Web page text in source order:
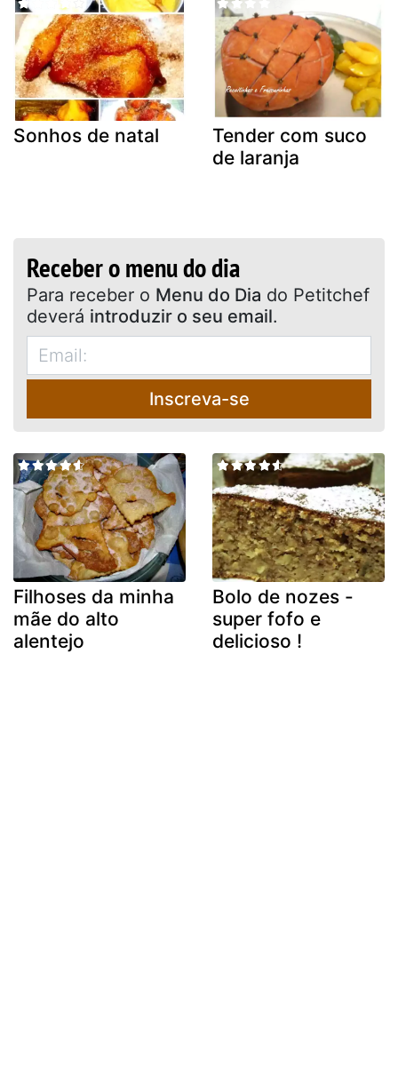
Sonhos de natal
Tender com suco
de laranja
Receber o menu do dia
Para receber o Menu do Dia do Petitchef
deverá introduzir o seu email.
Inscreva-se
Filhoses da minha
mãe do alto
alentejo
Bolo de nozes -
super fofo e
delicioso !